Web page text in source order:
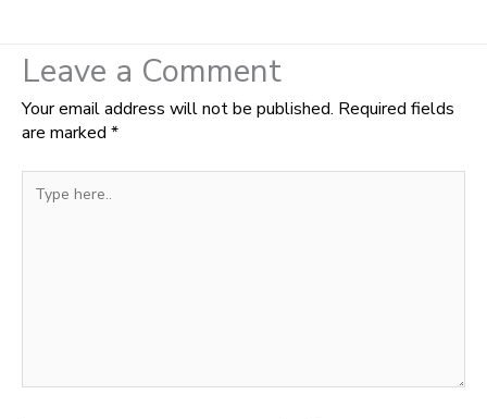
Leave a Comment
Your email address will not be published. Required fields
are marked *
here..